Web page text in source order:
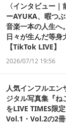
〈インタビュー
ーAYUKA、暇つ
音楽一本の人生へ
日々が生んだ等身
【TikTok LIVE】
2026/07/12 19:56
人気インフルエン
ジタル写真集『ね
をLIVE TIMES限定
Vol.1・Vol.2の2